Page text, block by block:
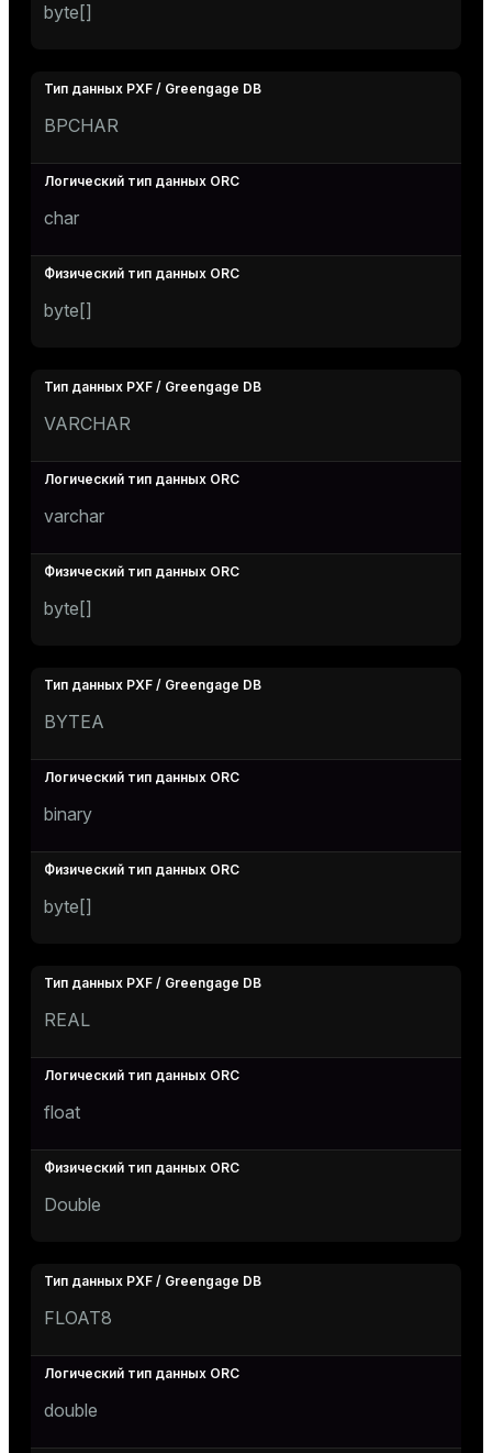
byte[]
BPCHAR
char
byte[]
VARCHAR
varchar
byte[]
BYTEA
binary
byte[]
REAL
float
Double
FLOAT8
double